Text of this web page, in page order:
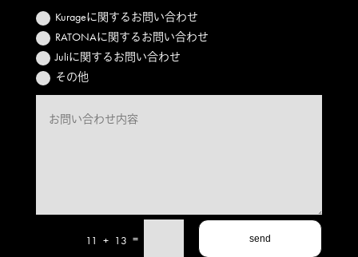
Kurageに関するお問い合わせ
RATONAに関するお問い合わせ
Juliに関するお問い合わせ
その他
11 + 13 = send